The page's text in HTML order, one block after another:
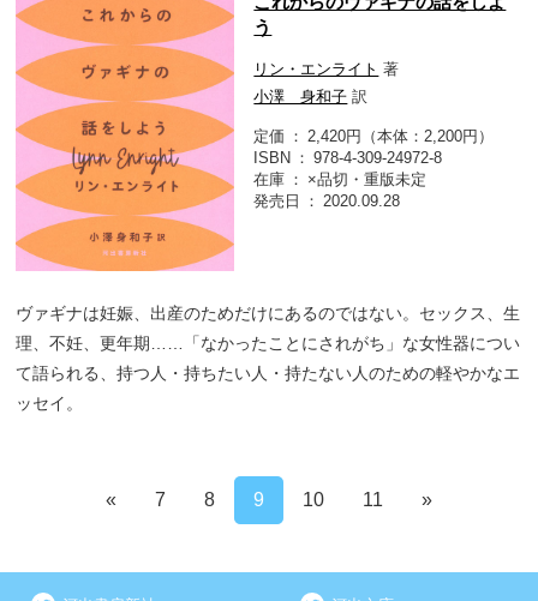
う
リン・エンライト 著
小澤 身和子 訳
定価
2,420円（本体：2,200円）
ISBN
978-4-309-24972-8
在庫
×品切・重版未定
発売日
2020.09.28
ヴァギナは妊娠、出産のためだけにあるのではない。セックス、生
理、不妊、更年期……「なかったことにされがち」な女性器につい
て語られる、持つ人・持ちたい人・持たない人のための軽やかなエ
ッセイ。
« 7 8 9 10 11 »